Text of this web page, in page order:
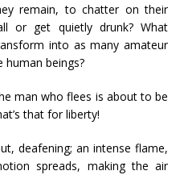
remain, to chatter on their
or get quietly drunk? What
into as many amateur
human beings?
man who flees is about to be
that for liberty!
deafening; an intense flame,
spreads, making the air